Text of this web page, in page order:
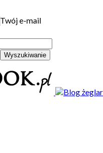
Twój e-mail